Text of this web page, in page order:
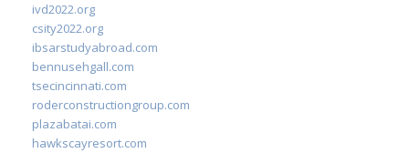
ivd2022.org
csity2022.org
ibsarstudyabroad.com
bennusehgall.com
tsecincinnati.com
roderconstructiongroup.com
plazabatai.com
hawkscayresort.com